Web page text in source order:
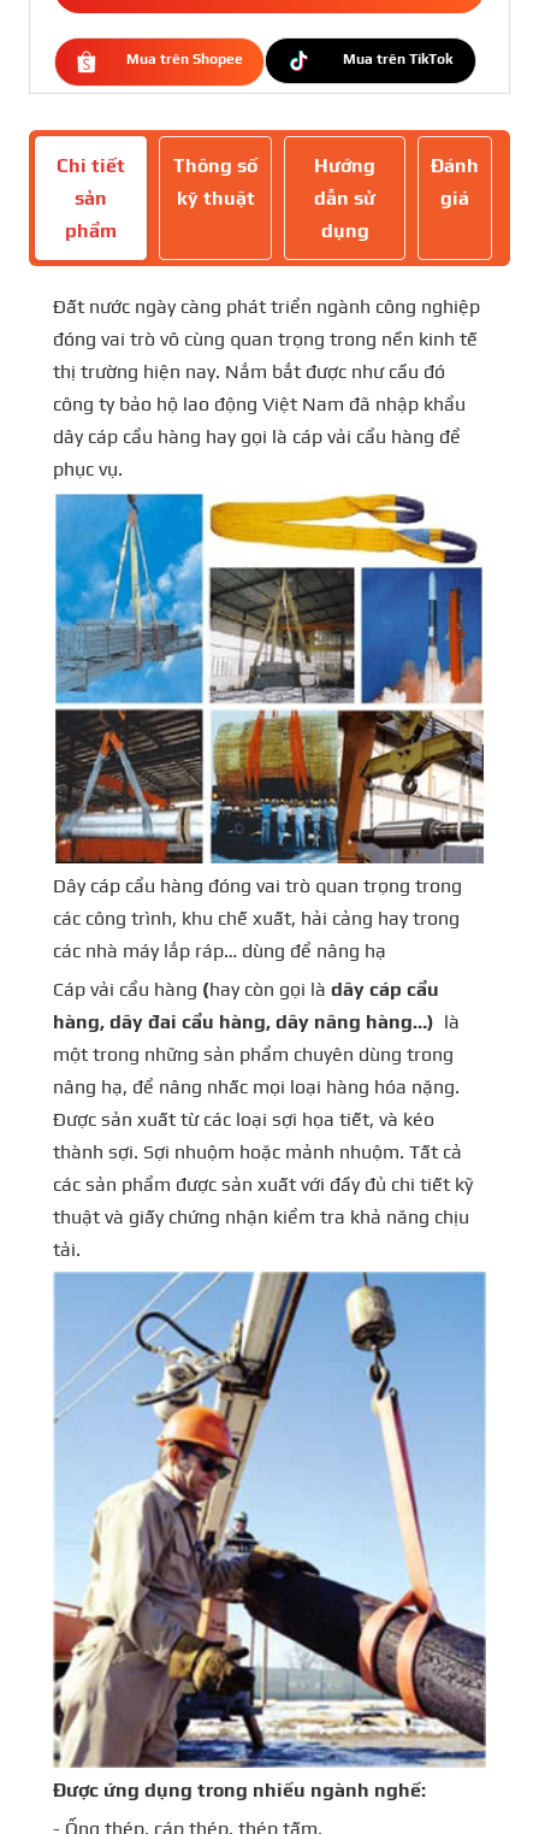
Mua trên Shopee Mua trên TikTok
Chi tiết
sản
phẩm
Thông số
kỹ thuật
Hướng
dẫn sử
dụng
Đánh
giá
Đất nước ngày càng phát triển ngành công nghiệp
đóng vai trò vô cùng quan trọng trong nền kinh tế
thị trường hiện nay. Nắm bắt được như cầu đó
công ty bảo hộ lao động Việt Nam đã nhập khẩu
dây cáp cẩu hàng hay gọi là cáp vải cẩu hàng để
phục vụ.
Dây cáp cẩu hàng đóng vai trò quan trọng trong
các công trình, khu chế xuất, hải cảng hay trong
các nhà máy lắp ráp… dùng để nâng hạ
Cáp vải cẩu hàng (hay còn gọi là dây cáp cẩu
hàng, dây đai cẩu hàng, dây nâng hàng…) là
một trong những sản phẩm chuyên dùng trong
nâng hạ, để nâng nhấc mọi loại hàng hóa nặng.
Được sản xuất từ các loại sợi họa tiết, và kéo
thành sợi. Sợi nhuộm hoặc mảnh nhuộm. Tất cả
các sản phẩm được sản xuất với đầy đủ chi tiết kỹ
thuật và giấy chứng nhận kiểm tra khả năng chịu
tải.
Được ứng dụng trong nhiều ngành nghề:
- Ống thép, cáp thép, thép tấm.